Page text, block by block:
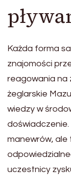
Każda forma
znajomości
reagowania na
żeglarskie
wiedzy w
manewrów, ale
uczestnicy